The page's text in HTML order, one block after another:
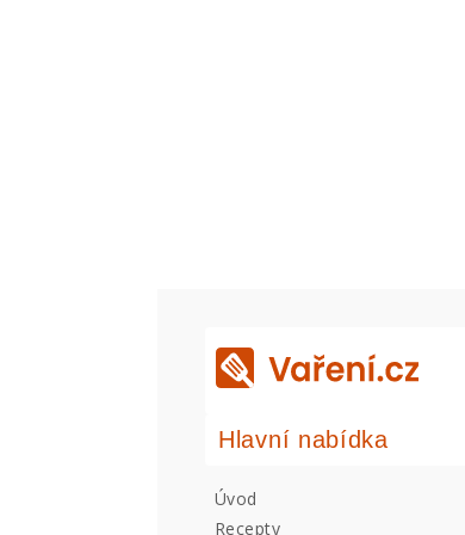
Hlavní nabídka
Úvod
Recepty